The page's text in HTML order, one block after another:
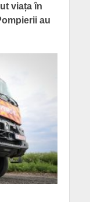
viața în
au